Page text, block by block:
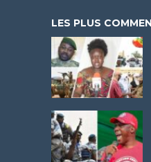
LES PLUS